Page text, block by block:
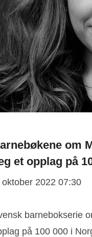
om
et opplag på
oktober 2022 07:30
barnebokserie
på 100 000 i